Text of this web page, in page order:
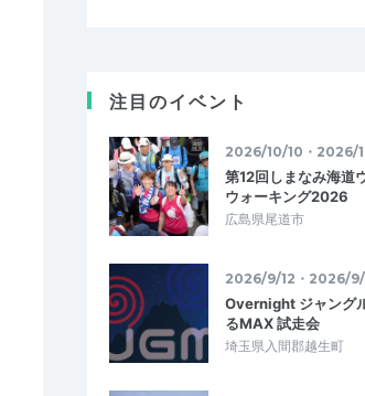
注目のイベント
2026/10/10・2026/
第12回しまなみ海道
ウォーキング2026
広島県尾道市
2026/9/12・2026/9/
Overnight ジャング
るMAX 試走会
埼玉県入間郡越生町